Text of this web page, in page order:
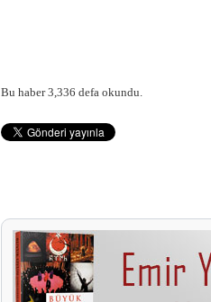
Bu haber 3,336 defa okundu.